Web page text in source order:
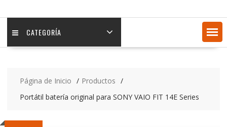
CATEGORÍA
Página de Inicio
Productos
Portátil batería original para SONY VAIO FIT 14E Series